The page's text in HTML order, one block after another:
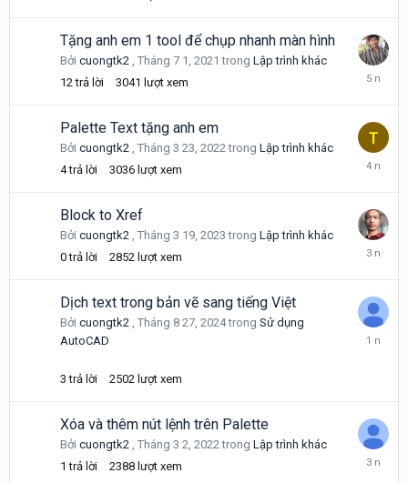
Tặng anh em 1 tool để chụp nhanh màn hình
Bởi cuongtk2 , Tháng 7 1, 2021trong Lập trình khác
12 trả lời 3041 lượt xem
Tháng
2021
Palette Text tặng anh em
Bởi cuongtk2 , Tháng 3 23, 2022trong Lập trình khác
4 trả lời 3036 lượt xem
Tháng
2022
Block to Xref
Bởi cuongtk2 , Tháng 3 19, 2023trong Lập trình khác
0 trả lời 2852 lượt xem
Tháng
2023
Dịch text trong bản vẽ sang tiếng Việt
Bởi cuongtk2 , Tháng 8 27, 2024trong Sử dụng
AutoCAD
3 trả lời 2502 lượt xem
Tháng
Xóa và thêm nút lệnh trên Palette
Bởi cuongtk2 , Tháng 3 2, 2022trong Lập trình khác
1 trả lời 2388 lượt xem
Tháng